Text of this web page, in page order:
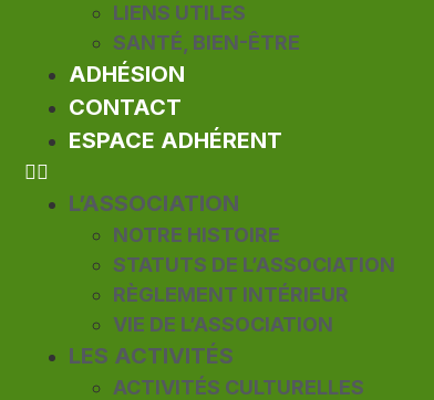
LIENS UTILES
SANTÉ, BIEN-ÊTRE
ADHÉSION
CONTACT
ESPACE ADHÉRENT
L’ASSOCIATION
NOTRE HISTOIRE
STATUTS DE L’ASSOCIATION
RÈGLEMENT INTÉRIEUR
VIE DE L’ASSOCIATION
LES ACTIVITÉS
ACTIVITÉS CULTURELLES